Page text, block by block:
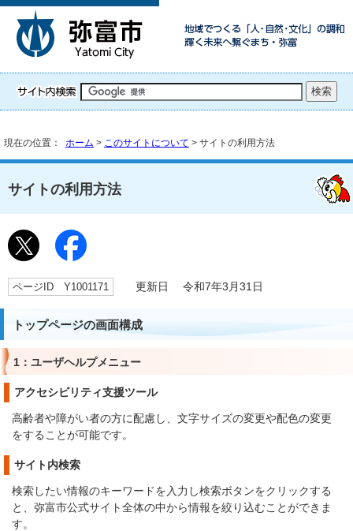
現在の位置： ホーム > このサイトについて > サイトの利用方法
サイトの利用方法
ページID Y1001171 更新日 令和7年3月31日
トップページの画面構成
1：ユーザヘルプメニュー
アクセシビリティ支援ツール
高齢者や障がい者の方に配慮し、文字サイズの変更や配色の変更
をすることが可能です。
サイト内検索
検索したい情報のキーワードを入力し検索ボタンをクリックする
と、弥富市公式サイト全体の中から情報を絞り込むことができま
す。